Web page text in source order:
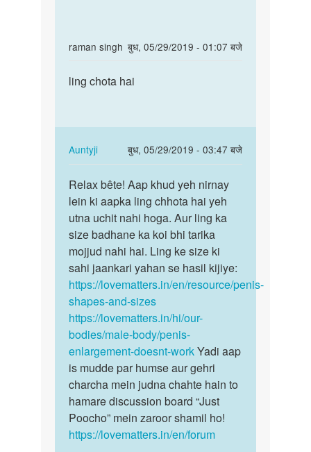
raman singh बुध, 05/29/2019 - 01:07 बजे
In
to
Mera
bacpan
me…
by
Natasha
ling
ling chota hai
Auntyji
बुध, 05/29/2019 - 03:47 बजे
In
reply
to
ling
chota
hai
by
raman
singh
Relax
bête!
Aap
khud
yeh…
Relax bête! Aap khud yeh nirnay
lein ki aapka ling chhota hai yeh
utna uchit nahi hoga. Aur ling ka
size badhane ka koi bhi tarika
mojjud nahi hai. Ling ke size ki
sahi jaankari yahan se hasil kijiye:
https://lovematters.in/en/resource/penis-
shapes-and-sizes
https://lovematters.in/hi/our-
bodies/male-body/penis-
enlargement-doesnt-workYadi aap
is mudde par humse aur gehri
charcha mein judna chahte hain to
hamare discussion board “Just
Poocho” mein zaroor shamil ho!
https://lovematters.in/en/forum